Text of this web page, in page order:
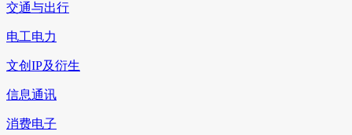
交通与出行
电工电力
文创IP及衍生
信息通讯
消费电子